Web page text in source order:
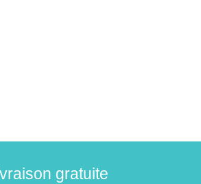
gratuite